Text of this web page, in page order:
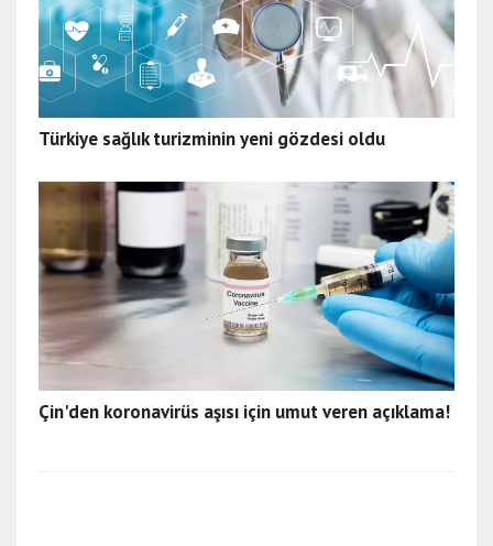
Türkiye sağlık turizminin yeni gözdesi oldu
Çin'den koronavirüs aşısı için umut veren açıklama!